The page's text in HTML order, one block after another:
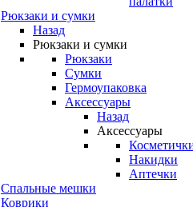
Рюкзаки и сумки
Назад
Рюкзаки и сумки
Рюкзаки
Сумки
Гермоупаковка
Аксессуары
Назад
Аксессуары
Накидки
Аптечки
Спальные мешки
Коврики